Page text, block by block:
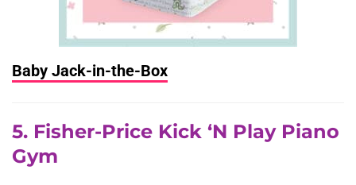
Baby Jack-in-the-Box
5. Fisher-Price Kick ‘n Play Piano
Gym